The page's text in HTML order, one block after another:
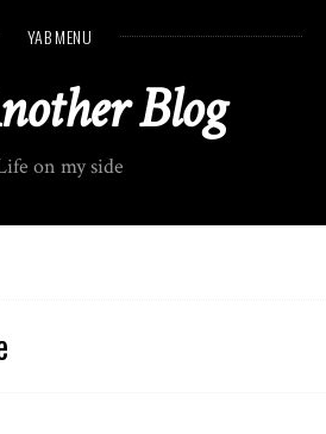
YAB MENU
Blog
on my side